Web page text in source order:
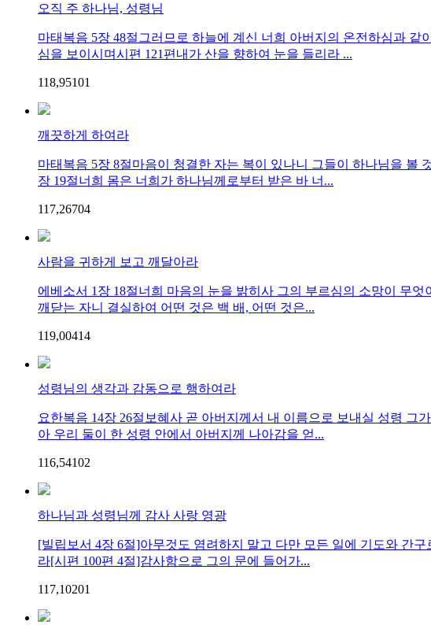
오직 주 하나님, 성령님
마태복음 5장 48절그러므로 하늘에 계신 너희 아버지의 온전하심과
심을 보이시며시편 121편내가 산을 향하여 눈을 들리라 ...
118,95101
깨끗하게 하여라
마태복음 5장 8절마음이 청결한 자는 복이 있나니 그들이 하나님을 볼
장 19절너희 몸은 너희가 하나님께로부터 받은 바 너...
117,26704
사람을 귀하게 보고 깨달아라
에베소서 1장 18절너희 마음의 눈을 밝히사 그의 부르심의 소망이 무
깨닫는 자니 결실하여 어떤 것은 백 배, 어떤 것은...
119,00414
성령님의 생각과 감동으로 행하여라
요한복음 14장 26절보혜사 곧 아버지께서 내 이름으로 보내실 성령
아 우리 둘이 한 성령 안에서 아버지께 나아감을 얻...
116,54102
하나님과 성령님께 감사 사랑 영광
[빌립보서 4장 6절]아무것도 염려하지 말고 다만 모든 일에 기도와 간
라[시편 100편 4절]감사함으로 그의 문에 들어가...
117,10201